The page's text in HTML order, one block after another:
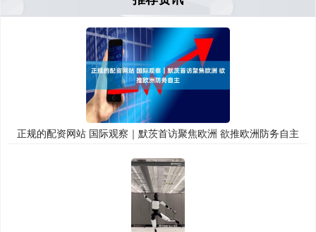
正规的配资网站 国际观察｜默茨首访聚焦欧洲 欲推欧洲防务自主